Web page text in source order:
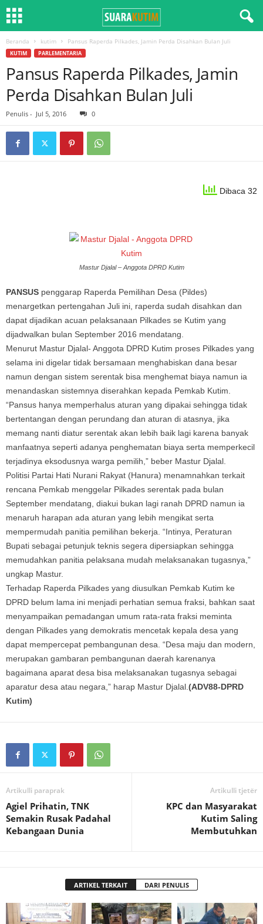
Beranda kutim Pansus Raperda Pilkades, Jamin Perda Disahkan Bulan Juli
KUTIM PARLEMENTARIA
Pansus Raperda Pilkades, Jamin
Perda Disahkan Bulan Juli
Penulis - Jul 5, 2016 0
Dibaca 32
Mastur Djalal – Anggota DPRD Kutim
PANSUS penggarap Raperda Pemilihan Desa (Pildes)
menargetkan pertengahan Juli ini, raperda sudah disahkan dan
dapat dijadikan acuan pelaksanaan Pilkades se Kutim yang
dijadwalkan bulan September 2016 mendatang.
Menurut Mastur Djalal- Anggota DPRD Kutim proses Pilkades yang
selama ini digelar tidak bersamaan menghabiskan dana besar
namun dengan sistem serentak bisa menghemat biaya namun ia
menandaskan sistemnya diserahkan kepada Pemkab Kutim.
“Pansus hanya memperhalus aturan yang dipakai sehingga tidak
bertentangan dengan perundang dan aturan di atasnya, jika
memang nanti diatur serentak akan lebih baik lagi karena banyak
manfaatnya seperti adanya penghematan biaya serta memperkecil
terjadinya eksodusnya warga pemilih,” beber Mastur Djalal.
Politisi Partai Hati Nurani Rakyat (Hanura) menamnahkan terkait
rencana Pemkab menggelar Pilkades serentak pada bulan
September mendatang, diakui bukan lagi ranah DPRD namun ia
menaruh harapan ada aturan yang lebih mengikat serta
mempermudah panitia pemilihan bekerja. “Intinya, Peraturan
Bupati sebagai petunjuk teknis segera dipersiapkan sehingga
memudahkan panitia pelaksana mudah melaksanakan tugasnya,”
ungkap Mastur.
Terhadap Raperda Pilkades yang diusulkan Pemkab Kutim ke
DPRD belum lama ini menjadi perhatian semua fraksi, bahkan saat
menyampaikan pemadangan umum rata-rata fraksi meminta
dengan Pilkades yang demokratis mencetak kepala desa yang
dapat mempercepat pembangunan desa. “Desa maju dan modern,
merupakan gambaran pembangunan daerah karenanya
bagaimana aparat desa bisa melaksanakan tugasnya sebagai
aparatur desa atau negara,” harap Mastur Djalal. (ADV88-DPRD
Kutim)
Artikulli paraprak
Agiel Prihatin, TNK
Semakin Rusak Padahal
Kebangaan Dunia
Artikulli tjetër
KPC dan Masyarakat
Kutim Saling
Membutuhkan
ARTIKEL TERKAIT DARI PENULIS